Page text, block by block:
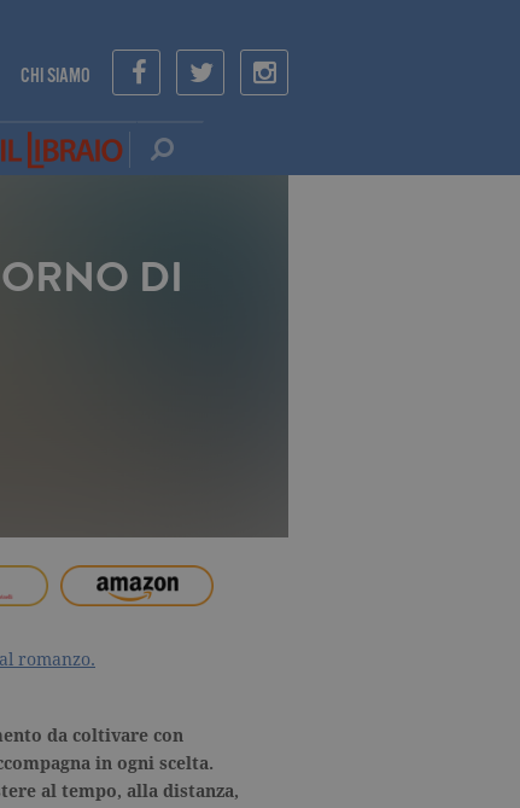
CHI SIAMO
DI
romanzo.
da coltivare con
in ogni scelta.
al tempo, alla distanza,